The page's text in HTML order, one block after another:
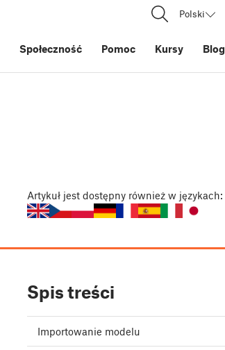
Polski
Społeczność Pomoc Kursy Blog
Artykuł jest dostępny również w językach:
Spis treści
Importowanie modelu